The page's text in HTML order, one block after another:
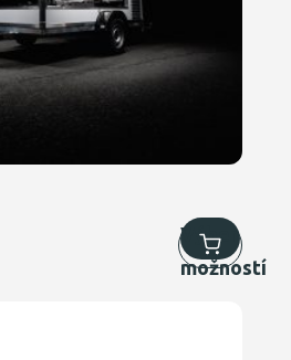
Výber
možností